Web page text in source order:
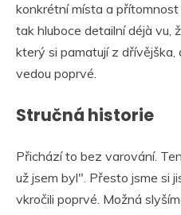
konkrétní místa a
tak hluboce detailní déjà vu,
který si pamatují z
vedou poprvé.
Stručná historie
Přichází to bez varování.
už jsem byl". Přesto jsme si
vkročili poprvé. Možná